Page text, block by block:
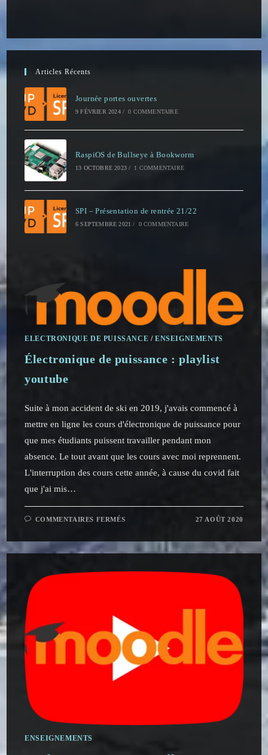
Articles Récents
Journée portes ouvertes
9 FÉVRIER 2024 / 0 COMMENTAIRE
RaspiOS de Bullseye à Bookworm
13 OCTOBRE 2023 / 1 COMMENTAIRE
SPI – Présentation de rentrée 21/22
6 SEPTEMBRE 2021 / 0 COMMENTAIRE
ELECTRONIQUE DE PUISSANCE /ENSEIGNEMENTS
Électronique de puissance : playlist
youtube
Suite à mon accident de ski en 2019, j'avais commencé à
mettre en ligne les cours d'électronique de puissance pour
que mes étudiants puissent travailler pendant mon
absence. Le tout avant que les cours avec moi reprennent.
L'interruption des cours cette année, à cause du covid fait
que j'ai mis…
COMMENTAIRES FERMÉSSUR
PUISSANCE
27 AOÛT 2020
ENSEIGNEMENTS